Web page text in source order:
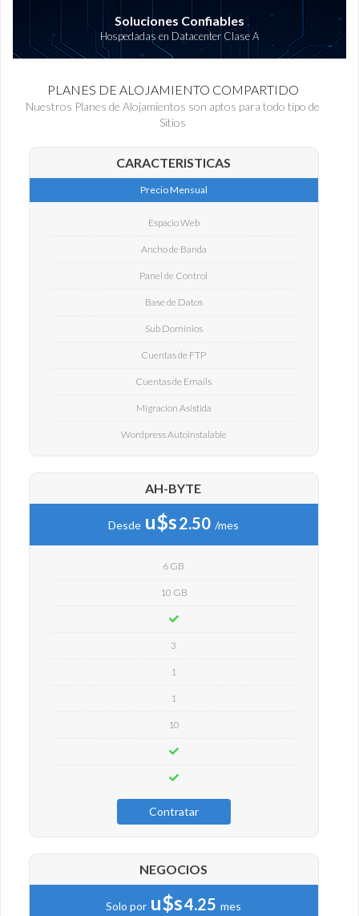
Soluciones Confiables
Hospedadas en Datacenter Clase A
PLANES DE ALOJAMIENTO COMPARTIDO
Nuestros Planes de Alojamientos son aptos para todo tipo de
Sitios
CARACTERISTICAS
Precio Mensual
Espacio Web
Ancho de Banda
Panel de Control
Base de Datos
Sub Dominios
Cuentas de FTP
Cuentas de Emails
Migracion Asistida
Wordpress Autoinstalable
AH-BYTE
Desde u$s2.50 /mes
6 GB
10 GB
3
1
1
10
Contratar
NEGOCIOS
Solo por u$s4.25 mes